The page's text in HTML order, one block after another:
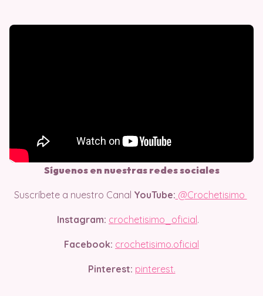
Síguenos en nuestras redes sociales
Suscríbete a nuestro Canal YouTube: @Crochetisimo
Instagram: crochetisimo_oficial .
Facebook: crochetisimo.oficial
Pinterest: pinterest.